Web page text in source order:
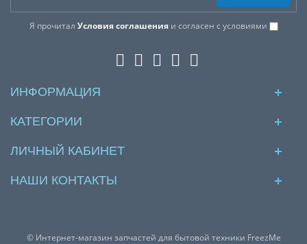
Я прочитал Условия соглашенияи согласен с условиями
ИНФОРМАЦИЯ
КАТЕГОРИИ
ЛИЧНЫЙ КАБИНЕТ
НАШИ КОНТАКТЫ
© Интернет-магазин запчастей для бытовой техники FreezMe